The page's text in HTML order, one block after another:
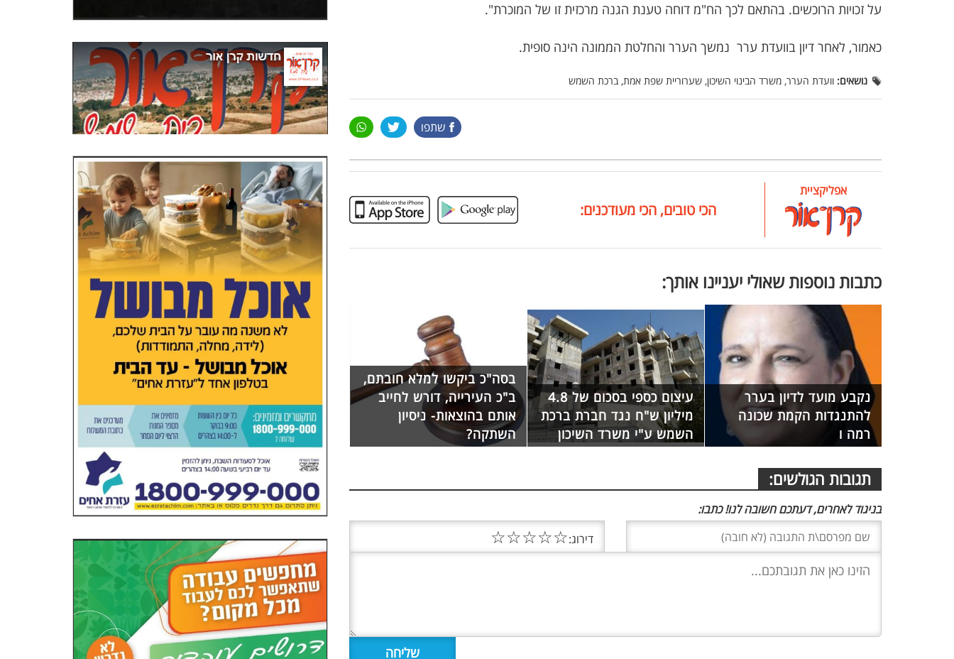
על זכויות הרוכשים. בהתאם לכך הח"מ דוחה טענת הגנה מרכזית זו של המוכרת".
כאמור, לאחר דיון בוועדת ערר  נמשך הערר והחלטת הממונה הינה סופית.
נושאים: וועדת הערר, משרד הבינוי השיכון, שערוריית שפת אמת, ברכת השמש
שתפו
אפליקציית
הכי טובים, הכי מעודכנים:
כתבות נוספות שאולי יעניינו אותך:
נקבע מועד לדיון בערר
להתנגדות הקמת שכונה
רמה ו
עיצום כספי בסכום של 4.8
מיליון ש"ח נגד חברת ברכת
השמש ע"י משרד השיכון
בסה"כ ביקשו למלא חובתם,
ב"כ העירייה, דורש לחייב
אותם בהוצאות- ניסיון
השתקה?
תגובות הגולשים:
בניגוד לאחרים, דעתכם חשובה לנו! כתבו:
דירוג:☆
☆
☆
☆
☆